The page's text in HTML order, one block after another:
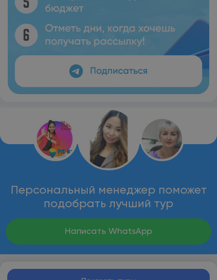
Персональный менеджер поможет
подобрать лучший тур
Написать WhatsApp